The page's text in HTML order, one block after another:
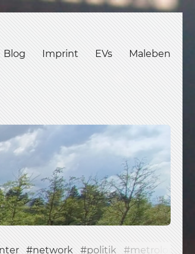
Blog Imprint EVs Maleben
network politik metrology